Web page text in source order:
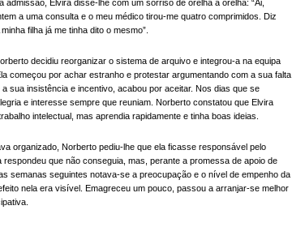
admissão, Elvira disse-lhe com um sorriso de orelha a orelha: “Ai,
a uma consulta e o meu médico tirou-me quatro comprimidos. Diz
filha já me tinha dito o mesmo”.
decidiu reorganizar o sistema de arquivo e integrou-a na equipa
começou por achar estranho e protestar argumentando com a sua falta
sua insistência e incentivo, acabou por aceitar. Nos dias que se
e interesse sempre que reuniam. Norberto constatou que Elvira
intelectual, mas aprendia rapidamente e tinha boas ideias.
organizado, Norberto pediu-lhe que ela ficasse responsável pelo
que não conseguia, mas, perante a promessa de apoio de
semanas seguintes notava-se a preocupação e o nível de empenho da
nela era visível. Emagreceu um pouco, passou a arranjar-se melhor